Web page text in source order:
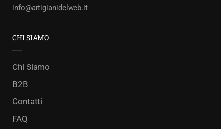
info@artigianidelweb.it
CHI SIAMO
Chi Siamo
B2B
Contatti
FAQ